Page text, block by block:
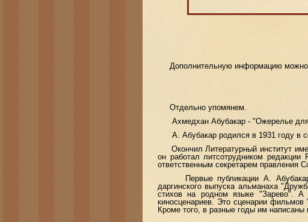
Дополнительную информацию можно
Отдельно упомянем.
Ахмедхан Абубакар - "Ожерелье для
А. Абубакар родился в 1931 году в
Окончил Литературный институт
он работал литсотрудником редакции
ответственным секретарем правления
Первые публикации А. Абубакара
даргинского выпуска альманаха
стихов на родном языке "Зарево".
киносценариев. Это сценарии
Кроме того, в разные годы им